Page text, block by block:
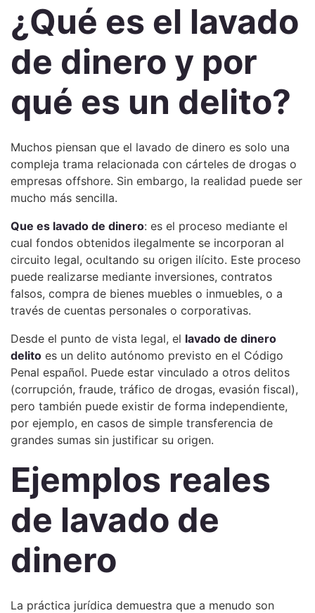
¿Qué es el lavado
de dinero y por
qué es un delito?
Muchos piensan que el lavado de dinero es solo una
compleja trama relacionada con cárteles de drogas o
empresas offshore. Sin embargo, la realidad puede ser
mucho más sencilla.
Que es lavado de dinero: es el proceso mediante el
cual fondos obtenidos ilegalmente se incorporan al
circuito legal, ocultando su origen ilícito. Este proceso
puede realizarse mediante inversiones, contratos
falsos, compra de bienes muebles o inmuebles, o a
través de cuentas personales o corporativas.
Desde el punto de vista legal, el lavado de dinero
delito es un delito autónomo previsto en el Código
Penal español. Puede estar vinculado a otros delitos
(corrupción, fraude, tráfico de drogas, evasión fiscal),
pero también puede existir de forma independiente,
por ejemplo, en casos de simple transferencia de
grandes sumas sin justificar su origen.
Ejemplos reales
de lavado de
dinero
La práctica jurídica demuestra que a menudo son